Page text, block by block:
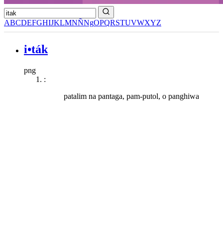
ABCDEFGHIJKLMNÑNgOPQRSTUVWXYZ
i•ták
png
:
patalim na pantaga, pam-putol, o panghiwa